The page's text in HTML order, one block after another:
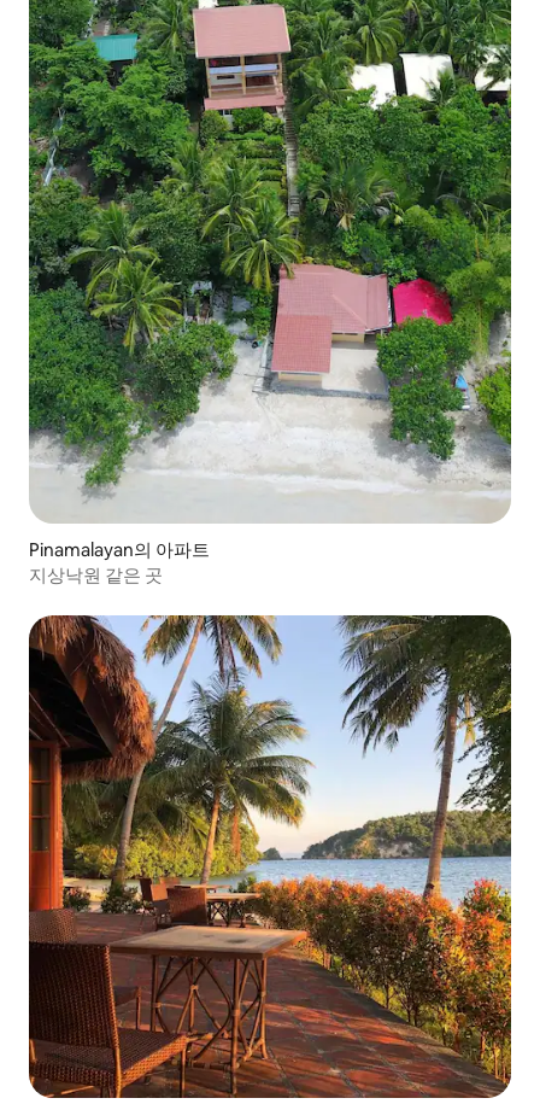
Pinamalayan의 아파트
지상낙원 같은 곳